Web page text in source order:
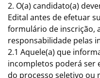
2. O(a) candidato(a)
Edital antes de efetuar
formulário de inscrição,
responsabilidade pelas
2.1 Aquele(a) que
incompletos poderá ser
do processo seletivo ou